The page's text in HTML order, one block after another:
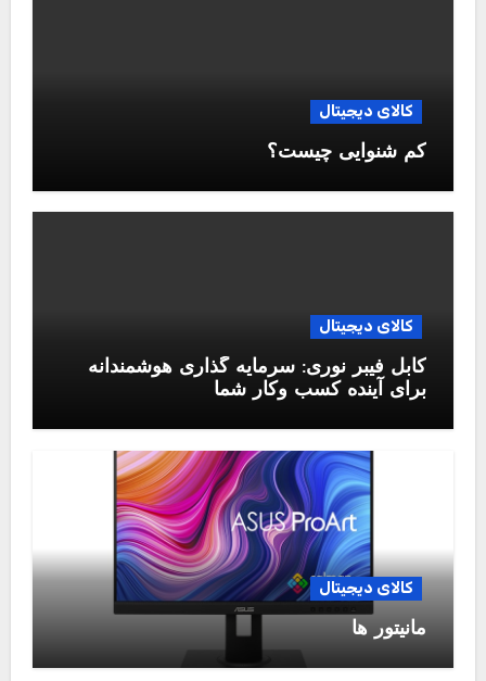
کالای دیجیتال
کم شنوایی چیست؟
کالای دیجیتال
کابل فیبر نوری: سرمایه گذاری هوشمندانه
برای آینده کسب وکار شما
کالای دیجیتال
مانیتور ها